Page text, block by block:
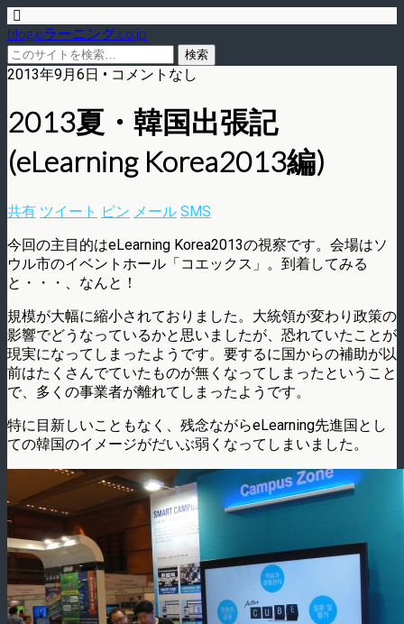
blog.eラーニング.co.jp
2013年9月6日 • コメントなし
2013夏・韓国出張記
(eLearning Korea2013編)
共有 ツイート ピン メール SMS
今回の主目的はeLearning Korea2013の視察です。会場はソ
ウル市のイベントホール「コエックス」。到着してみる
と・・・、なんと！
規模が大幅に縮小されておりました。大統領が変わり政策の
影響でどうなっているかと思いましたが、恐れていたことが
現実になってしまったようです。要するに国からの補助が以
前はたくさんでていたものが無くなってしまったということ
で、多くの事業者が離れてしまったようです。
特に目新しいこともなく、残念ながらeLearning先進国とし
ての韓国のイメージがだいぶ弱くなってしまいました。